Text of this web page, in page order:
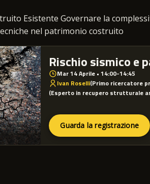
Esistente Governare la
nel patrimonio costruito
Rischio sismico e
Mar 14 Aprile • 14:00-14:45
Ivan Roselli(Primo ricercatore
(Esperto in recupero strutturale
Guarda la registrazione